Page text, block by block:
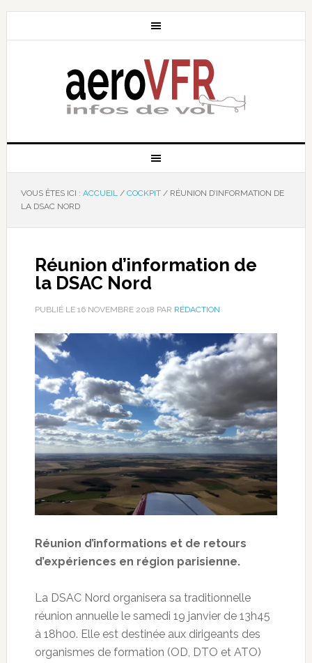
VOUS ÊTES ICI : ACCUEIL / COCKPIT /RÉUNION D’INFORMATION DE
LA DSAC NORD
Réunion d’information de
la DSAC Nord
PUBLIÉ LE 16 NOVEMBRE 2018 PAR RÉDACTION
Réunion d’informations et de retours
d’expériences en région parisienne.
La DSAC Nord organisera sa traditionnelle
réunion annuelle le samedi 19 janvier de 13h45
à 18h00. Elle est destinée aux dirigeants des
organismes de formation (OD, DTO et ATO)